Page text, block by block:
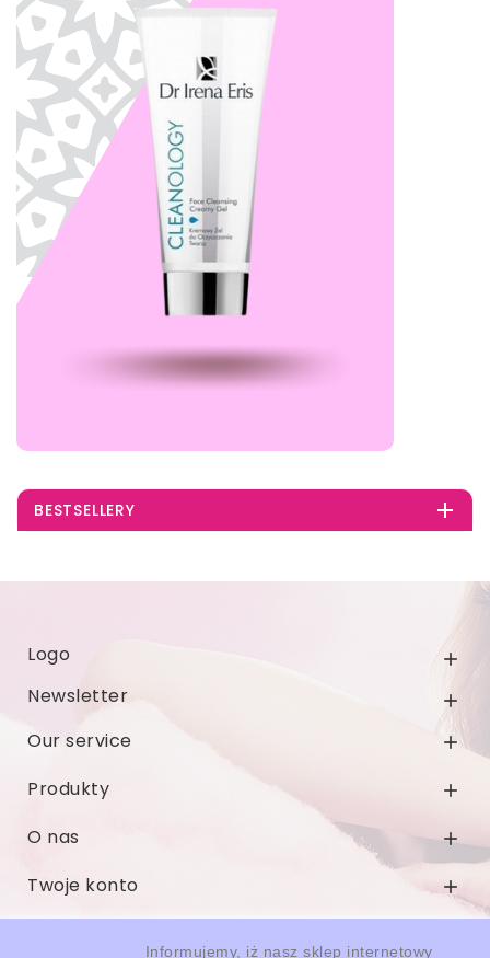
BESTSELLERY 
Logo 
Newsletter 
Our service 
Produkty 
O nas 
Twoje konto 
Informujemy, iż nasz sklep internetowy